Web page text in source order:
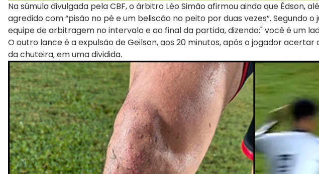
Na súmula divulgada pela CBF, o árbitro Léo Simão afirmou ainda que Édson,
agredido com “pisão no pé e um beliscão no peito por duas vezes”. Segundo
equipe de arbitragem no intervalo e ao final da partida, dizendo:" você é um
O outro lance é a expulsão de Geilson, aos 20 minutos, após o jogador
da chuteira, em uma dividida.